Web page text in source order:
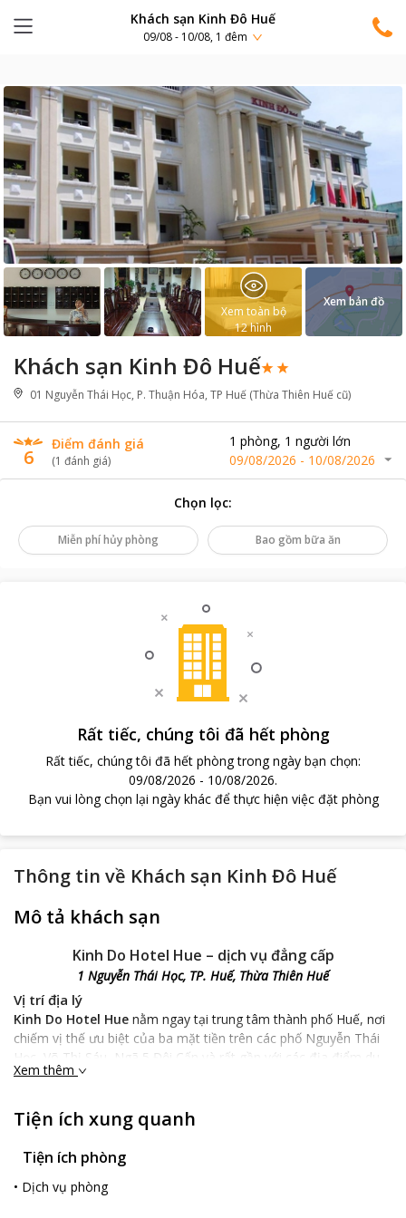
Khách sạn Kinh Đô Huế
09/08 - 10/08, 1 đêm
Khách sạn Kinh Đô Huế
01 Nguyễn Thái Học, P. Thuận Hóa, TP Huế (Thừa Thiên Huế cũ)
6
Điểm đánh giá
(1 đánh giá)
1 phòng, 1 người lớn
09/08/2026 - 10/08/2026
Xem toàn bộ
12hình
Xem bản đồ
Chọn lọc:
Miễn phí hủy phòng Bao gồm bữa ăn
Rất tiếc, chúng tôi đã hết phòng
Rất tiếc, chúng tôi đã hết phòng trong ngày bạn chọn:
09/08/2026 - 10/08/2026.
Bạn vui lòng chọn lại ngày khác để thực hiện việc đặt phòng
Thông tin về Khách sạn Kinh Đô Huế
Mô tả khách sạn
Kinh Do Hotel Hue – dịch vụ đẳng cấp
1 Nguyễn Thái Học, TP. Huế, Thừa Thiên Huế
Vị trí địa lý
Kinh Do Hotel Hue nằm ngay tại trung tâm thành phố Huế, nơi
chiếm vị thế ưu biệt của ba mặt tiền trên các phố Nguyễn Thái
Học, Võ Thị Sáu, Ngã 5 Đội Cấn và rất gần với các địa điểm du
lịch nổi tiếng. Từ khách sạn đến sân bay Phú Bài khoảng 15km,
cận tới các địa điểm nổi tiếng tại Huế trong suốt kỳ nghỉ của
mình.
Đặc điểm khách sạn
hình thàng và phát triển, gắn bó với thành phố Huế trong đã hơn
Xem thêm
Tiện ích xung quanh
Tiện ích phòng
• Dịch vụ phòng